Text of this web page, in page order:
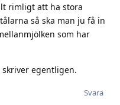
rimligt att ha stora
så ska man ju få in
som har
egentligen.
Svara